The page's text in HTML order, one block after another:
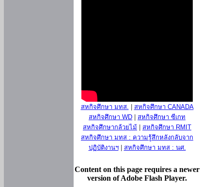
สหกิจศึกษา มทส.
สหกิจศึกษา CANADA
สหกิจศึกษา WD
สหกิจศึกษา ซีเกท
สหกิจศึกษากล้วยไม้
สหกิจศึกษา RMIT
สหกิจศึกษา มทส : ความรู้สึกหลังกลับจาก
ปฏิบัติงานฯ| สหกิจศึกษา มทส : นศ.
Content on this page requires a newer
version of Adobe Flash Player.